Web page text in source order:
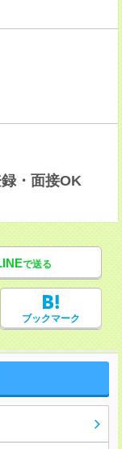
・面接OK
で送る
ブックマーク